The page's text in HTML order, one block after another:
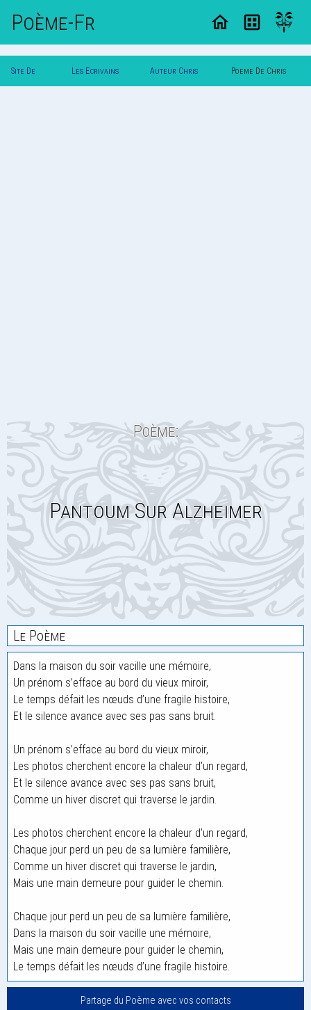
Poème-Fr
Site De Les Ecrivains Auteur Chris Poeme De Chris
Poème:
Pantoum Sur Alzheimer
Le Poème
Dans la maison du soir vacille une mémoire,
Un prénom s’efface au bord du vieux miroir,
Le temps défait les nœuds d’une fragile histoire,
Et le silence avance avec ses pas sans bruit.
Un prénom s’efface au bord du vieux miroir,
Les photos cherchent encore la chaleur d’un regard,
Et le silence avance avec ses pas sans bruit,
Comme un hiver discret qui traverse le jardin.
Les photos cherchent encore la chaleur d’un regard,
Chaque jour perd un peu de sa lumière familière,
Comme un hiver discret qui traverse le jardin,
Mais une main demeure pour guider le chemin.
Chaque jour perd un peu de sa lumière familière,
Dans la maison du soir vacille une mémoire,
Mais une main demeure pour guider le chemin,
Le temps défait les nœuds d’une fragile histoire.
Partage du Poème avec vos contacts